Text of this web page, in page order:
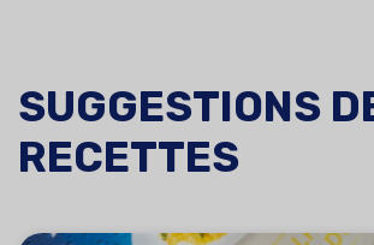
SUGGESTIONS
RECETTES